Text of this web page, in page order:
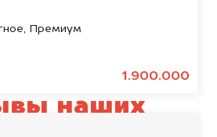
Премиум
1.900.000
наших